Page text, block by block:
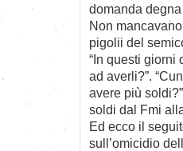
domanda
Non
pigolii del
“In questi giorni
ad averli?”.
avere più
soldi dal Fmi
Ed ecco il
sull’omicidio